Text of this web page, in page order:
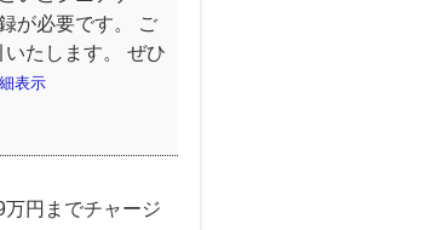
が必要です。 ご
たします。 ぜひ
表示
円までチャージ